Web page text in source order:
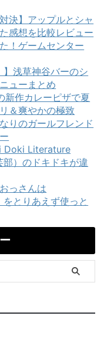
決】アップルとシャ
感想を比較レビュー
！ゲームセンター
】浅草神谷バーのシ
ューまとめ
新作カレーピザで夏
＆爽やかの極致
りのガールフレンド
Doki Literature
）のドキドキが違
っさんは
とりあえず使っと